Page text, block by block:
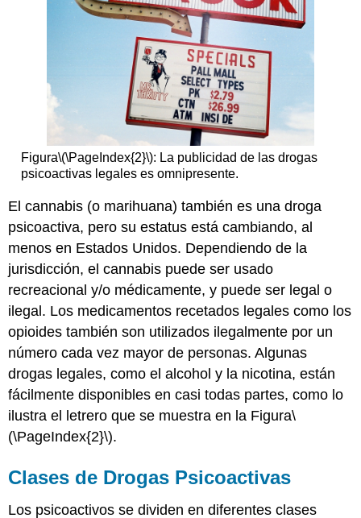
Figura\(\PageIndex{2}\): La publicidad de las drogas
psicoactivas legales es omnipresente.
El cannabis (o marihuana) también es una droga
psicoactiva, pero su estatus está cambiando, al
menos en Estados Unidos. Dependiendo de la
jurisdicción, el cannabis puede ser usado
recreacional y/o médicamente, y puede ser legal o
ilegal. Los medicamentos recetados legales como los
opioides también son utilizados ilegalmente por un
número cada vez mayor de personas. Algunas
drogas legales, como el alcohol y la nicotina, están
fácilmente disponibles en casi todas partes, como lo
ilustra el letrero que se muestra en la Figura\
(\PageIndex{2}\).
Clases de Drogas Psicoactivas
Los psicoactivos se dividen en diferentes clases